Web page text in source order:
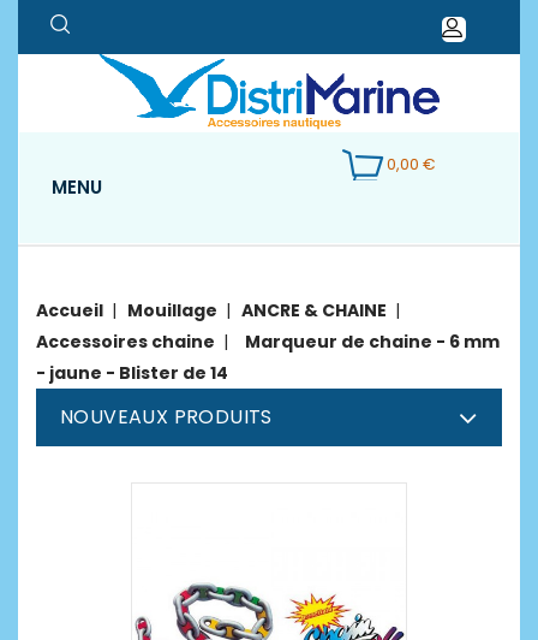
0,00 €
MENU
Accueil Mouillage
ANCRE & CHAINE
Accessoires chaine
Marqueur de chaine - 6 mm
- jaune - Blister de 14
NOUVEAUX PRODUITS